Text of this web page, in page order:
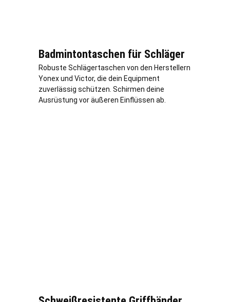
Badmintontaschen für Schläger
Robuste Schlägertaschen von den Herstellern
Yonex und Victor, die dein Equipment
zuverlässig schützen. Schirmen deine
Ausrüstung vor äußeren Einflüssen ab.